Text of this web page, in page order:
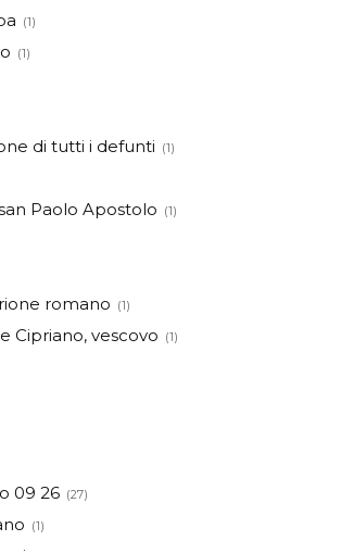
(1)
(1)
di tutti i defunti (1)
Paolo Apostolo (1)
romano (1)
Cipriano, vescovo (1)
09 26 (27)
(1)